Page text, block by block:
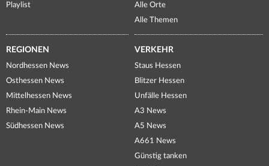
Playlist
Alle Orte
Alle Themen
REGIONEN
Nordhessen News
Osthessen News
Mittelhessen News
Rhein-Main News
Südhessen News
VERKEHR
Staus Hessen
Blitzer Hessen
Unfälle Hessen
A3 News
A5 News
A661 News
Günstig tanken